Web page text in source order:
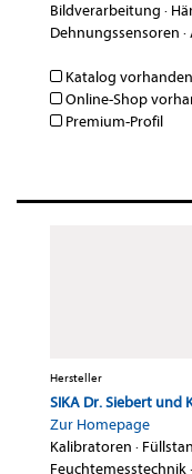
Bildverarbeitung ·
Dehnungssensoren ·
Katalog vorhanden
Online-Shop
Premium-Profil
Hersteller
SIKA Dr. Siebert und
Zur Homepage
Kalibratoren ·
Feuchtemesstechnik·